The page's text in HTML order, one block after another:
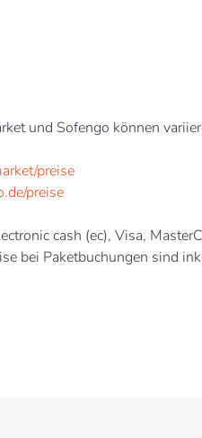
und Sofengo können
preise
preise
cash (ec), Visa,
bei Paketbuchungen sind